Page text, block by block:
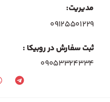
مدیریت:
۰۹۱۲۵۵۰۱۲۲۹
ثبت سفارش در روبیکا :
09053324334